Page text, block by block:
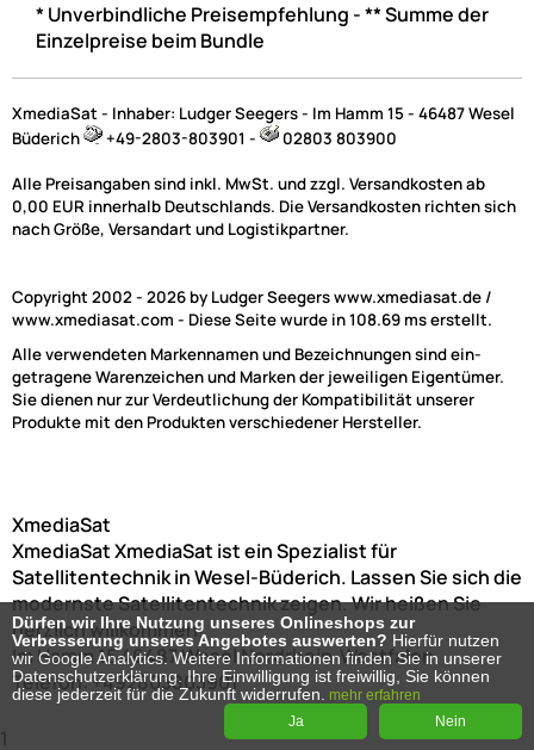
* Unverbindliche Preisempfehlung - ** Summe der
Einzelpreise beim Bundle
XmediaSat - Inhaber: Ludger Seegers - Im Hamm 15 - 46487 Wesel
Büderich
+49-2803-803901 - 02803 803900
Alle Preisangaben sind inkl. MwSt. und zzgl. Versandkosten ab
0,00 EUR innerhalb Deutschlands. Die Versandkosten richten sich
nach Größe, Versandart und Logistikpartner.
Copyright 2002 - 2026 by Ludger Seegers www.xmediasat.de /
www.xmediasat.com - Diese Seite wurde in 108.69 ms erstellt.
Alle verwendeten Markennamen und Bezeichnungen sind ein-
getragene Warenzeichen und Marken der jeweiligen Eigentümer.
Sie dienen nur zur Verdeutlichung der Kompatibilität unserer
Produkte mit den Produkten verschiedener Hersteller.
XmediaSat
XmediaSatXmediaSat ist ein Spezialist für
Satellitentechnik in Wesel-Büderich. Lassen Sie sich die
modernste Satellitentechnik zeigen. Wir heißen Sie
herzlich willkommen!
Im Hamm 1546487Wesel Nordrhein-Westfalen
Telefon:+492803803901
Dürfen wir Ihre Nutzung unseres Onlineshops zur
Verbesserung unseres Angebotes auswerten? Hierfür nutzen
wir Google Analytics. Weitere Informationen finden Sie in unserer
Datenschutzerklärung. Ihre Einwilligung ist freiwillig, Sie können
diese jederzeit für die Zukunft widerrufen.
mehr erfahren
Nein
Ja
1